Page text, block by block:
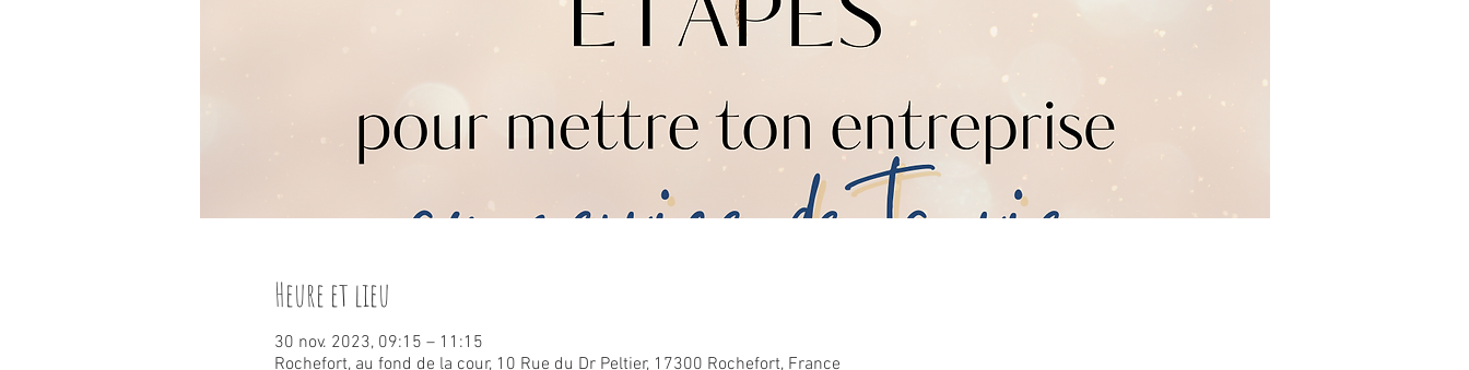
Heure et lieu
30 nov. 2023, 09:15 – 11:15
Rochefort, au fond de la cour, 10 Rue du Dr Peltier, 17300 Rochefort, France